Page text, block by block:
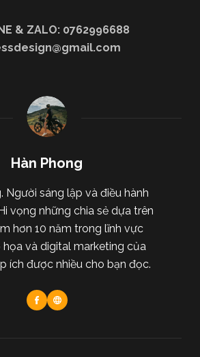
& ZALO: 0762996688
Hàn Phong
Người sáng lập và điều hành
vọng những chia sẻ dựa trên
hơn 10 năm trong lĩnh vực
họa và digital marketing của
ích được nhiều cho bạn đọc.